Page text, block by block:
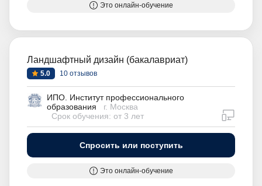
Это онлайн-обучение
Ландшафтный дизайн (бакалавриат)
5.0 10 отзывов
ИПО. Институт профессионального
образования
г. Москва
Срок обучения: от 3 лет
Спросить или поступить
Это онлайн-обучение